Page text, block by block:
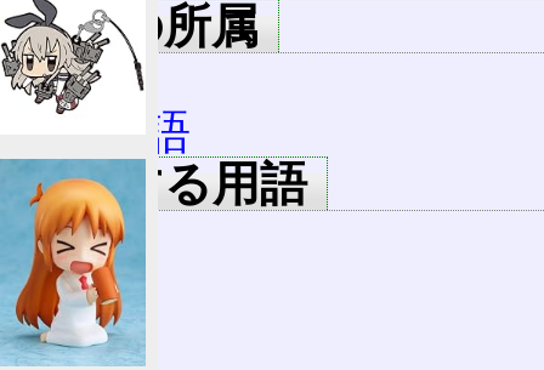
用語の所属
略語
頭字語
関連する用語
05
07
60